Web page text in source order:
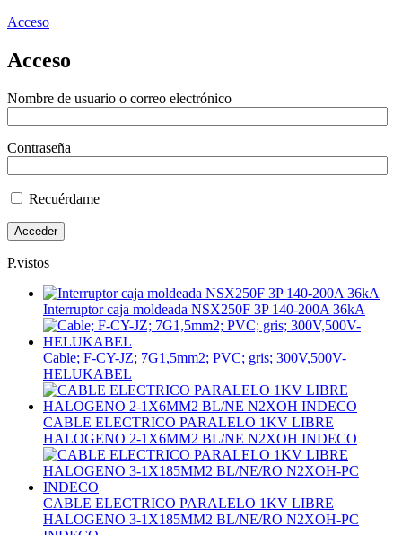
Acceso
Acceso
Nombre de usuario o correo electrónico
Contraseña
Recuérdame
P.vistos
Interruptor caja moldeada NSX250F 3P 140-200A 36kA
Cable; F-CY-JZ; 7G1,5mm2; PVC; gris; 300V,500V-
HELUKABEL
CABLE ELECTRICO PARALELO 1KV LIBRE
HALOGENO 2-1X6MM2 BL/NE N2XOH INDECO
CABLE ELECTRICO PARALELO 1KV LIBRE
HALOGENO 3-1X185MM2 BL/NE/RO N2XOH-PC